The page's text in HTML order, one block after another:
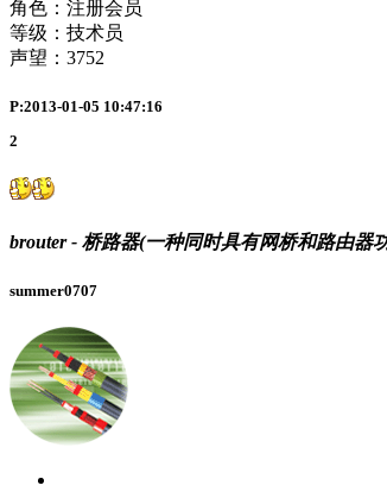
角色：注册会员
等级：技术员
声望： 3752
P:2013-01-05 10:47:16
2
brouter - 桥路器(一种同时具有网桥和路由器
summer0707